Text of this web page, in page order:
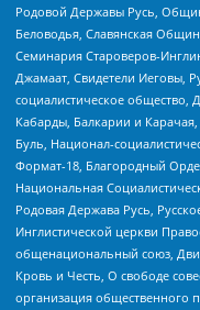
Родовой Державы Русь,
Беловодья, Славянская
Семинария Староверов-
Джамаат, Свидетели Иеговы,
социалистическое
Кабарды, Балкарии и
Буль, Национал-
Формат-18, Благородный
Национальная
Родовая Держава Русь,
Инглистической церкви
общенациональный союз,
Кровь и Честь, О свободе
организация общественного